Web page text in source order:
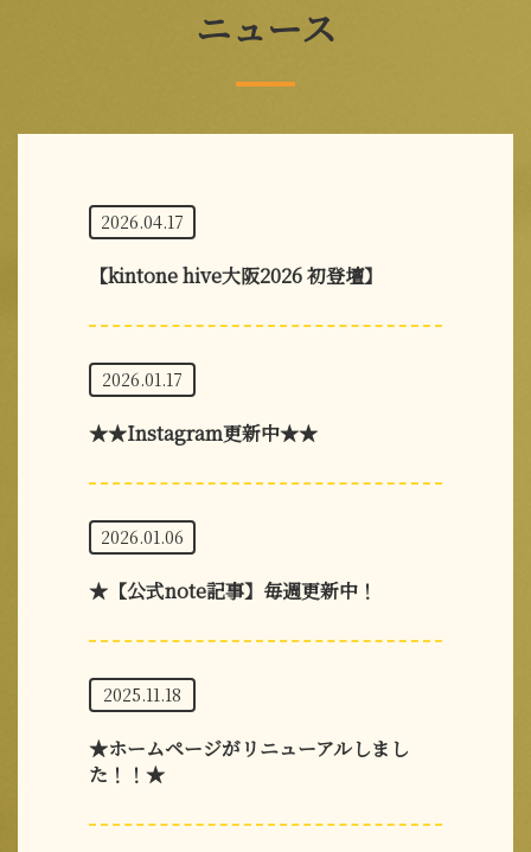
ニュース
2026.04.17
【kintone hive大阪2026 初登壇】
2026.01.17
★★Instagram更新中★★
2026.01.06
★【公式note記事】毎週更新中！
2025.11.18
★ホームページがリニューアルしまし
た！！★